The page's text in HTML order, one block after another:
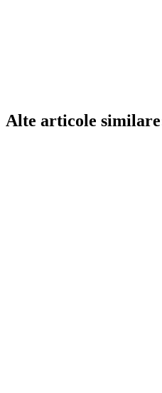
Alte articole